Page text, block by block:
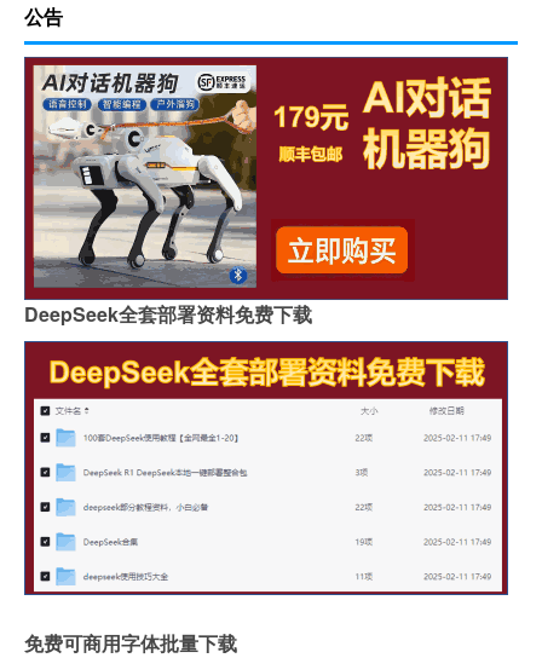
公告
DeepSeek全套部署资料免费下载
免费可商用字体批量下载